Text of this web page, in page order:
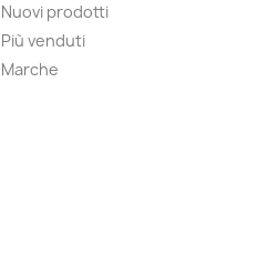
Nuovi prodotti
Più venduti
Marche